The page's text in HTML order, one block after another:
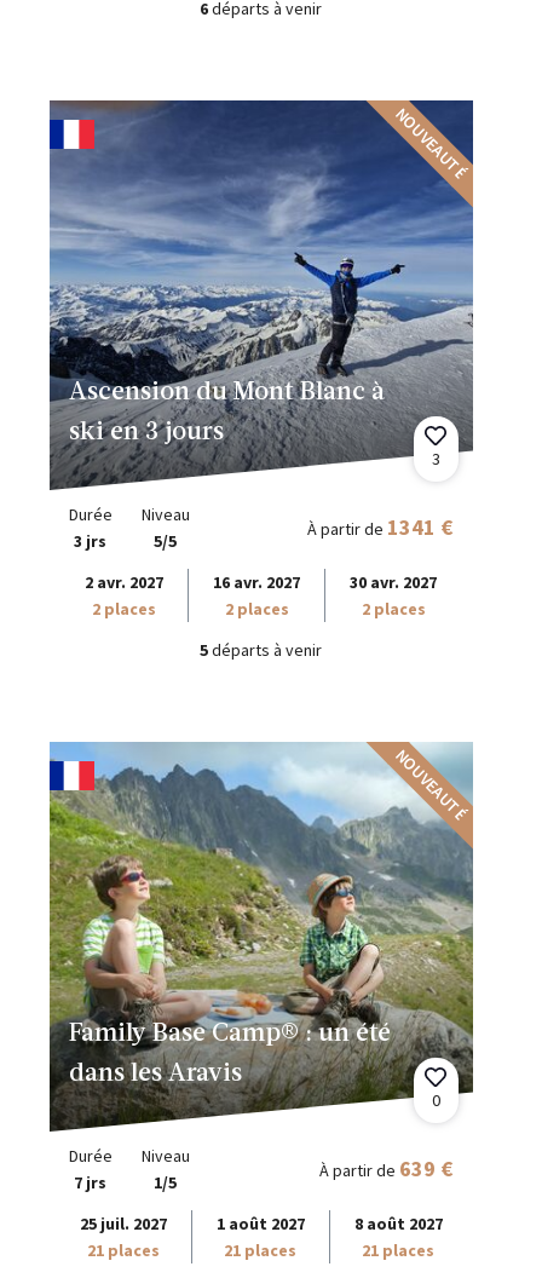
6départs à venir
NOUVEAUTÉ
Ascension du Mont Blanc à
ski en 3 jours
3
Durée
3 jrs
Niveau
5/5
À partir de 1341 €
2 avr. 2027
2 places
16 avr. 2027
2 places
30 avr. 2027
2 places
5départs à venir
NOUVEAUTÉ
Family Base Camp® : un été
dans les Aravis
0
Durée
7 jrs
Niveau
1/5
À partir de 639 €
25 juil. 2027
21 places
1 août 2027
21 places
8 août 2027
21 places